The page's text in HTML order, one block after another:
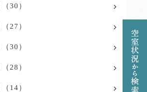
30）
27）
30）
28）
14）